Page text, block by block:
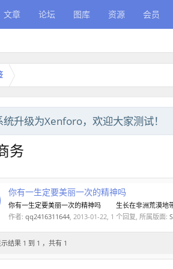
文章 论坛 图库 资源 会员
升级为Xenforo，欢迎大家测试！
务
你有一生定要美丽一次的精神吗
你有一生定要美丽一次的精神吗 生长在非洲荒漠地带
作者: qq2416311644, 2013-01-22, 1 个回复, 所属版面:
结果 1 到 1 ，共有 1